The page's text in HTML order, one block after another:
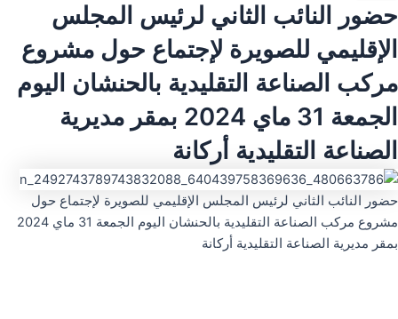
حضور النائب الثاني لرئيس المجلس
الإقليمي للصويرة لإجتماع حول مشروع
مركب الصناعة التقليدية بالحنشان اليوم
الجمعة 31 ماي 2024 بمقر مديرية
الصناعة التقليدية أركانة
حضور النائب الثاني لرئيس المجلس الإقليمي للصويرة لإجتماع حول
مشروع مركب الصناعة التقليدية بالحنشان اليوم الجمعة 31 ماي 2024
بمقر مديرية الصناعة التقليدية أركانة